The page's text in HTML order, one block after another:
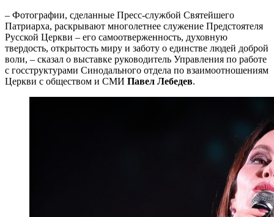
– Фотографии, сделанные Пресс-службой Святейшего
Патриарха, раскрывают многолетнее служение Предстоятеля
Русской Церкви – его самоотверженность, духовную
твердость, открытость миру и заботу о единстве людей доброй
воли, – сказал о выставке руководитель Управления по работе
с госструктурами Синодального отдела по взаимоотношениям
Церкви с обществом и СМИ Павел Лебедев.